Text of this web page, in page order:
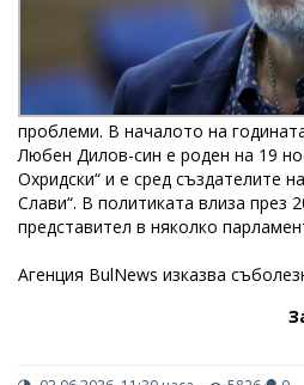
проблеми. В началото на
Любен Дилов-син е роден на 19
Охридски“ и е сред създателите
Слави“. В политиката влиза през
представител в няколко
Агенция BulNews изказва